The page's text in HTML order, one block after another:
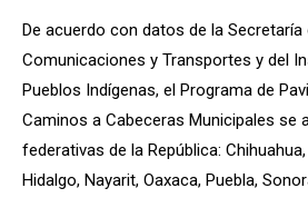
De acuerdo con datos de la
Comunicaciones y Transportes y del
Pueblos Indígenas, el Programa de
Caminos a Cabeceras Municipales se
federativas de la República:
Hidalgo, Nayarit, Oaxaca, Puebla,